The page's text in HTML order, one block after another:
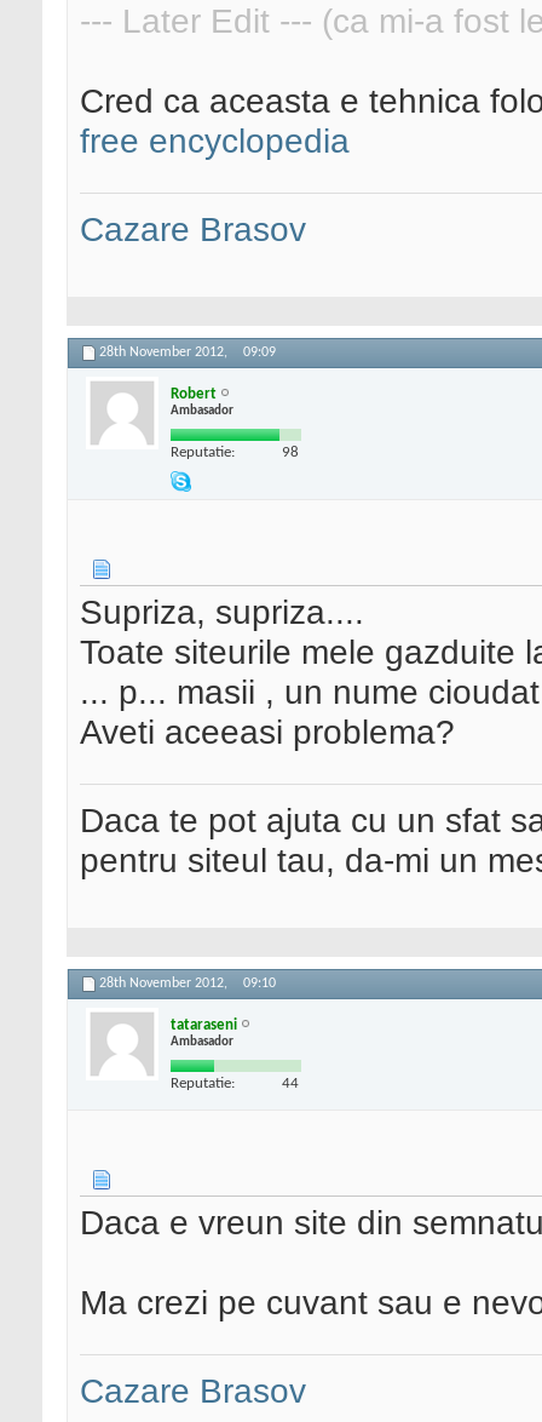
--- Later Edit --- (ca mi-a fost
Cred ca aceasta e tehnica
free encyclopedia
Cazare Brasov
28th November 2012, 09:09
Robert
Ambasador
Reputatie: 98
Supriza, supriza....
Toate siteurile mele gazduite
... p... masii , un nume cioudat
Aveti aceeasi problema?
Daca te pot ajuta cu un sfat
pentru siteul tau, da-mi un
28th November 2012, 09:10
tataraseni
Ambasador
Reputatie: 44
Daca e vreun site din
Ma crezi pe cuvant sau e
Cazare Brasov